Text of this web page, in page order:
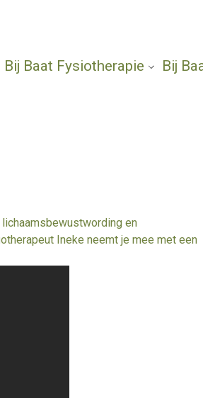
Bij Baat Fysiotherapie Bij
en
Ineke neemt je mee met een